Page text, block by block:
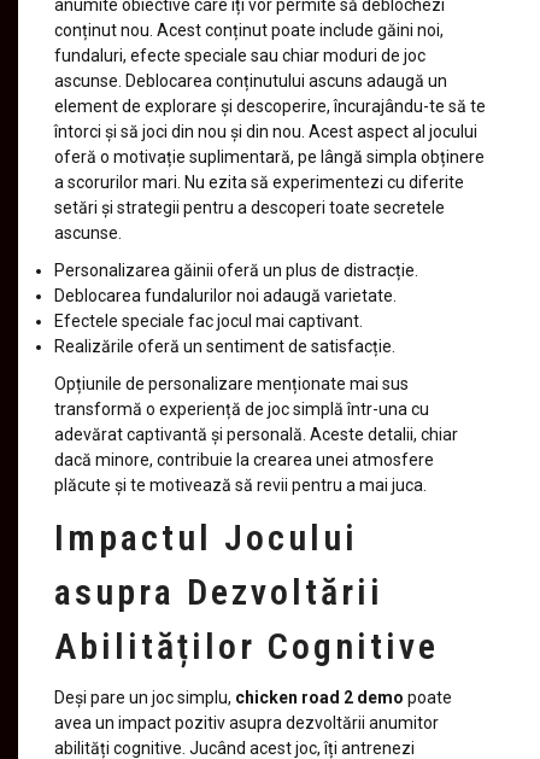
anumite obiective care îți vor permite să deblochezi
conținut nou. Acest conținut poate include găini noi,
fundaluri, efecte speciale sau chiar moduri de joc
ascunse. Deblocarea conținutului ascuns adaugă un
element de explorare și descoperire, încurajându-te să te
întorci și să joci din nou și din nou. Acest aspect al jocului
oferă o motivație suplimentară, pe lângă simpla obținere
a scorurilor mari. Nu ezita să experimentezi cu diferite
setări și strategii pentru a descoperi toate secretele
ascunse.
Personalizarea găinii oferă un plus de distracție.
Deblocarea fundalurilor noi adaugă varietate.
Efectele speciale fac jocul mai captivant.
Realizările oferă un sentiment de satisfacție.
Opțiunile de personalizare menționate mai sus
transformă o experiență de joc simplă într-una cu
adevărat captivantă și personală. Aceste detalii, chiar
dacă minore, contribuie la crearea unei atmosfere
plăcute și te motivează să revii pentru a mai juca.
Impactul Jocului
asupra Dezvoltării
Abilităților Cognitive
Deși pare un joc simplu, chicken road 2 demo poate
avea un impact pozitiv asupra dezvoltării anumitor
abilități cognitive. Jucând acest joc, îți antrenezi